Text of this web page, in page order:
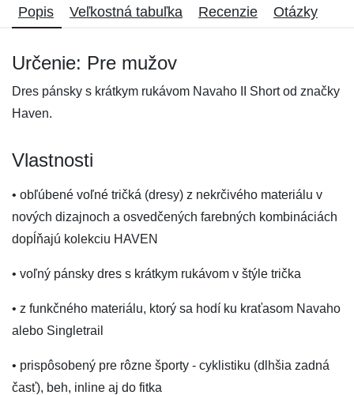
Popis Veľkostná tabuľka Recenzie Otázky
Určenie: Pre mužov
Dres pánsky s krátkym rukávom Navaho II Short od značky
Haven.
Vlastnosti
• obľúbené voľné tričká (dresy) z nekrčivého materiálu v
nových dizajnoch a osvedčených farebných kombináciách
dopĺňajú kolekciu HAVEN
• voľný pánsky dres s krátkym rukávom v štýle trička
• z funkčného materiálu, ktorý sa hodí ku kraťasom Navaho
alebo Singletrail
• prispôsobený pre rôzne športy - cyklistiku (dlhšia zadná
časť), beh, inline aj do fitka